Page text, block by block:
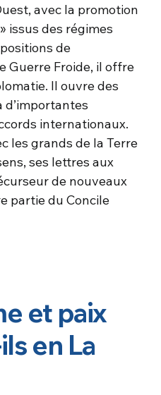
avec la promotion
» issus des régimes
de
Guerre Froide, il offre
Il ouvre des
d’importantes
internationaux.
les grands de la Terre
ses lettres aux
de nouveaux
partie du Concile
et paix
en La